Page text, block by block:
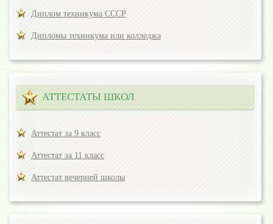
Диплом техникума СССР
Дипломы техникума или колледжа
АТТЕСТАТЫ ШКОЛ
Аттестат за 9 класс
Аттестат за 11 класс
Аттестат вечерней школы